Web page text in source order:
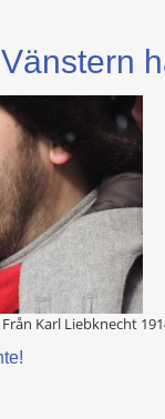
Från Karl Liebknecht